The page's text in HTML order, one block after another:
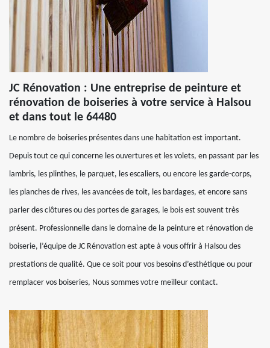
JC Rénovation : Une entreprise de peinture et
rénovation de boiseries à votre service à Halsou
et dans tout le 64480
Le nombre de boiseries présentes dans une habitation est important.
Depuis tout ce qui concerne les ouvertures et les volets, en passant par les
lambris, les plinthes, le parquet, les escaliers, ou encore les garde-corps,
les planches de rives, les avancées de toit, les bardages, et encore sans
parler des clôtures ou des portes de garages, le bois est souvent très
présent. Professionnelle dans le domaine de la peinture et rénovation de
boiserie, l’équipe de JC Rénovation est apte à vous offrir à Halsou des
prestations de qualité. Que ce soit pour vos besoins d’esthétique ou pour
remplacer vos boiseries, Nous sommes votre meilleur contact.